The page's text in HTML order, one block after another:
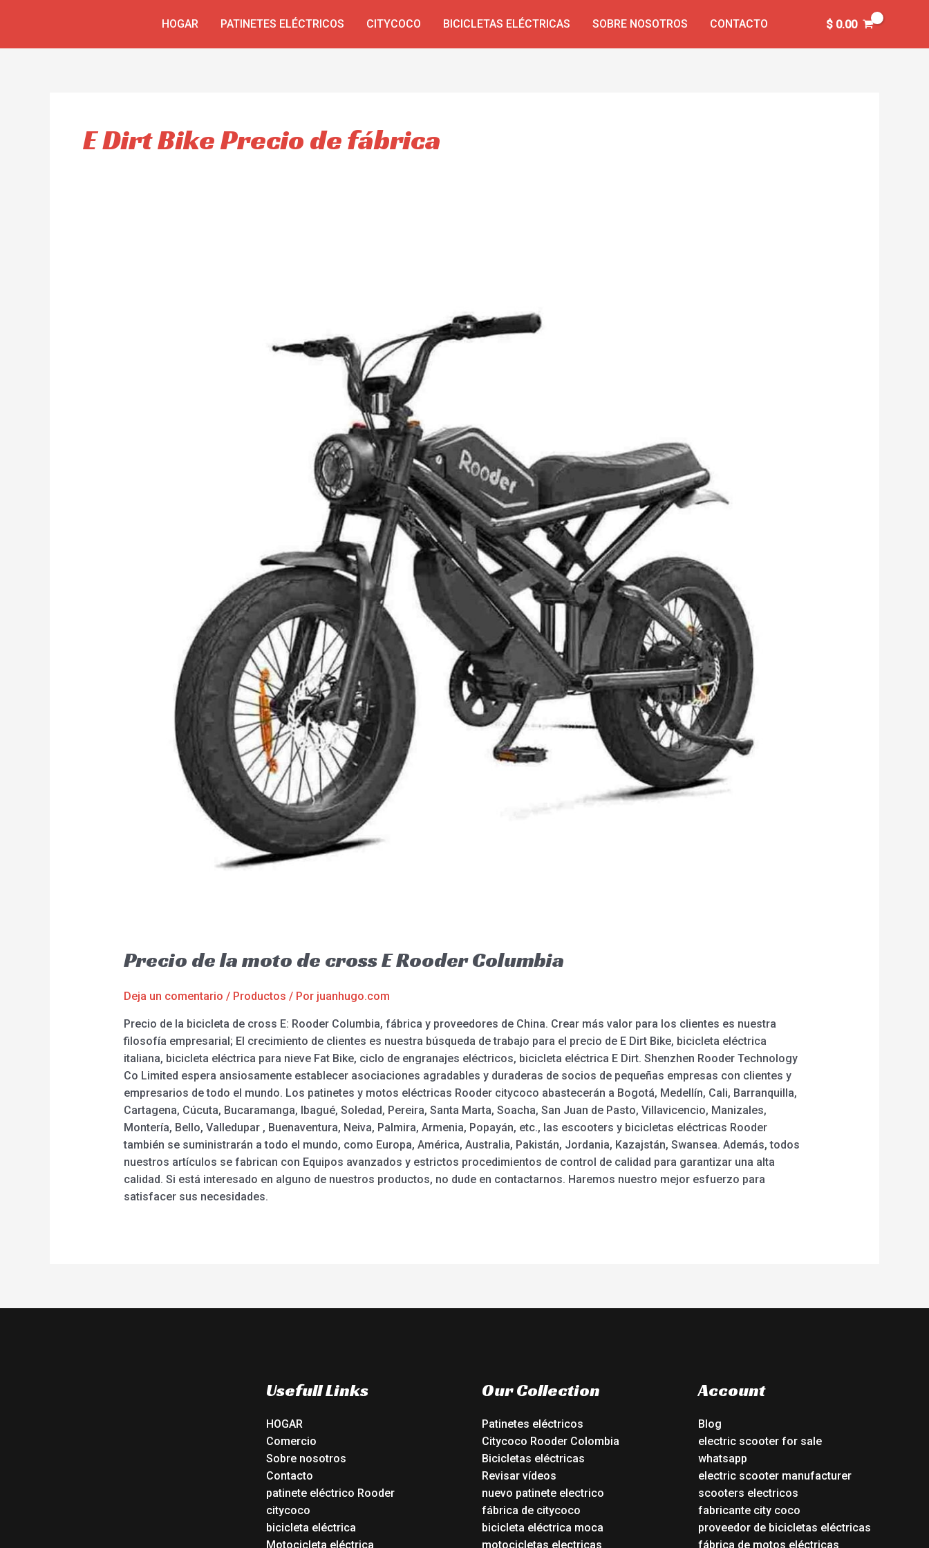
HOGAR PATINETES ELÉCTRICOS CITYCOCO BICICLETAS ELÉCTRICAS SOBRE NOSOTROS CONTACTO $0.00
E Dirt Bike Precio de fábrica
Precio de la moto de cross E Rooder Columbia
Deja un comentario / Productos / Por juanhugo.com
Precio de la bicicleta de cross E: Rooder Columbia, fábrica y proveedores de China. Crear más valor para los clientes es nuestra
filosofía empresarial; El crecimiento de clientes es nuestra búsqueda de trabajo para el precio de E Dirt Bike, bicicleta eléctrica
italiana, bicicleta eléctrica para nieve Fat Bike, ciclo de engranajes eléctricos, bicicleta eléctrica E Dirt. Shenzhen Rooder Technology
Co Limited espera ansiosamente establecer asociaciones agradables y duraderas de socios de pequeñas empresas con clientes y
empresarios de todo el mundo. Los patinetes y motos eléctricas Rooder citycoco abastecerán a Bogotá, Medellín, Cali, Barranquilla,
Cartagena, Cúcuta, Bucaramanga, Ibagué, Soledad, Pereira, Santa Marta, Soacha, San Juan de Pasto, Villavicencio, Manizales,
Montería, Bello, Valledupar , Buenaventura, Neiva, Palmira, Armenia, Popayán, etc., las escooters y bicicletas eléctricas Rooder
también se suministrarán a todo el mundo, como Europa, América, Australia, Pakistán, Jordania, Kazajstán, Swansea. Además, todos
nuestros artículos se fabrican con Equipos avanzados y estrictos procedimientos de control de calidad para garantizar una alta
calidad. Si está interesado en alguno de nuestros productos, no dude en contactarnos. Haremos nuestro mejor esfuerzo para
satisfacer sus necesidades.
Usefull Links
HOGAR
Comercio
Sobre nosotros
Contacto
patinete eléctrico Rooder
citycoco
bicicleta eléctrica
Motocicleta eléctrica
Our Collection
Patinetes eléctricos
Citycoco Rooder Colombia
Bicicletas eléctricas
Revisar vídeos
nuevo patinete electrico
fábrica de citycoco
bicicleta eléctrica moca
motocicletas electricas
Account
Blog
electric scooter for sale
whatsapp
electric scooter manufacturer
scooters electricos
fabricante city coco
proveedor de bicicletas eléctricas
fábrica de motos eléctricas